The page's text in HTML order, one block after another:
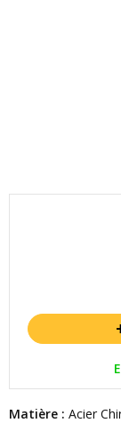
Matière : Acier